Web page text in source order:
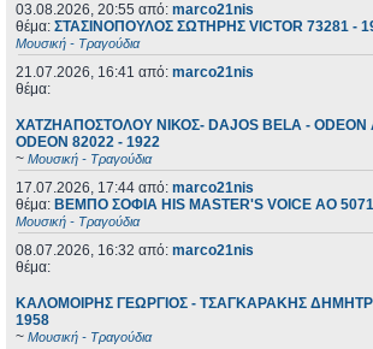
03.08.2026, 20:55 από: marco21nis
θέμα: ΣΤΑΣΙΝΟΠΟΥΛΟΣ ΣΩΤΗΡΗΣ VICTOR 73281 -
Μουσική - Τραγούδια
21.07.2026, 16:41 από: marco21nis
θέμα:
ΧΑΤΖΗΑΠΟΣΤΟΛΟΥ ΝΙΚΟΣ- DAJOS BELA - ODEON
ODEON 82022 - 1922
~ Μουσική - Τραγούδια
17.07.2026, 17:44 από: marco21nis
θέμα: ΒΕΜΠΟ ΣΟΦΙΑ HIS MASTER'S VOICE AO
Μουσική - Τραγούδια
08.07.2026, 16:32 από: marco21nis
θέμα:
ΚΑΛΟΜΟΙΡΗΣ ΓΕΩΡΓΙΟΣ - ΤΣΑΓΚΑΡΑΚΗΣ
1958
~ Μουσική - Τραγούδια